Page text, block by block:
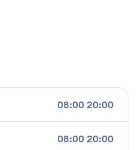
08:00 20:00
08:00 20:00